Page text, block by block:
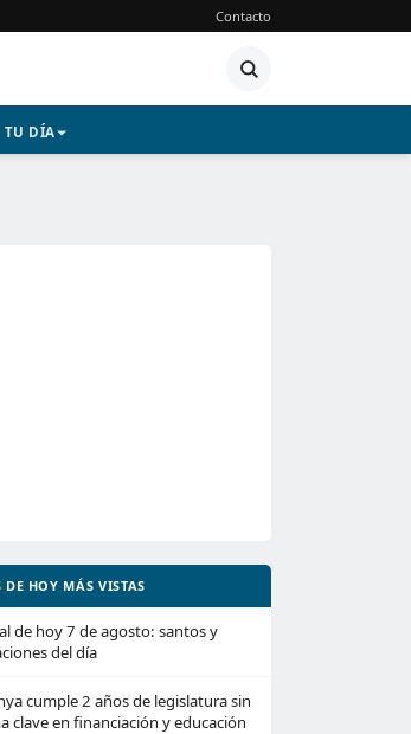
Contacto
TU DÍA
HOY MÁS VISTAS
de hoy 7 de agosto: santos y
del día
cumple 2 años de legislatura sin
clave en financiación y educación